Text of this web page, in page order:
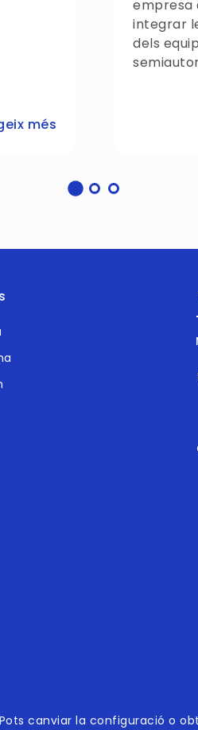
canviar la configuració o
més
empresa
integrar
dels